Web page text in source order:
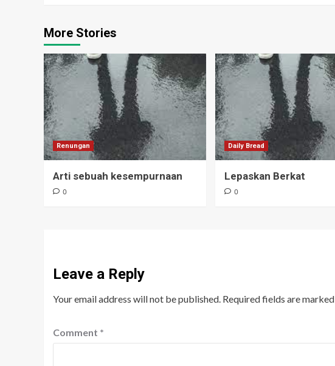
More Stories
Renungan
Arti sebuah kesempurnaan
0
Daily Bread
Lepaskan Berkat
0
Leave a Reply
Your email address will not be published. Required fields are marked
Comment *